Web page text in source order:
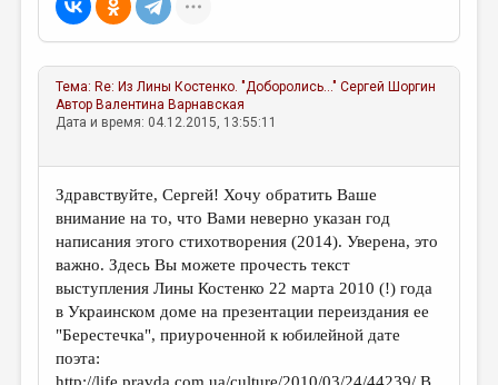
ВКОНТАКТЕ
Тема: Re: Из Лины Костенко. "Доборолись..." Сергей Шоргин
Автор Валентина Варнавская
Дата и время: 04.12.2015, 13:55:11
Здравствуйте, Сергей! Хочу обратить Ваше
внимание на то, что Вами неверно указан год
написания этого стихотворения (2014). Уверена, это
важно. Здесь Вы можете прочесть текст
выступления Лины Костенко 22 марта 2010 (!) года
в Украинском доме на презентации переиздания ее
"Берестечка", приуроченной к юбилейной дате
поэта: